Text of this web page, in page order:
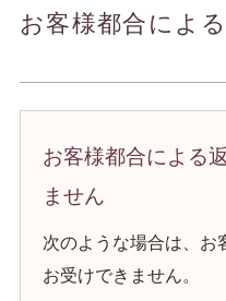
お客様都合によ
お客様都合による
ません
次のような場合は、お
お受けできません。